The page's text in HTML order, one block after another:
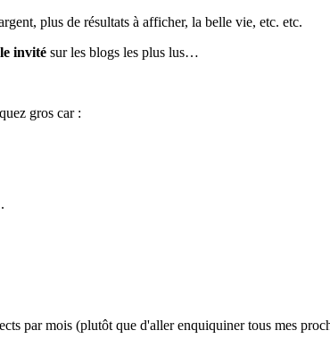
plus de résultats à afficher, la belle vie, etc. etc.
invité sur les blogs les plus lus…
gros car :
par mois (plutôt que d'aller enquiquiner tous mes